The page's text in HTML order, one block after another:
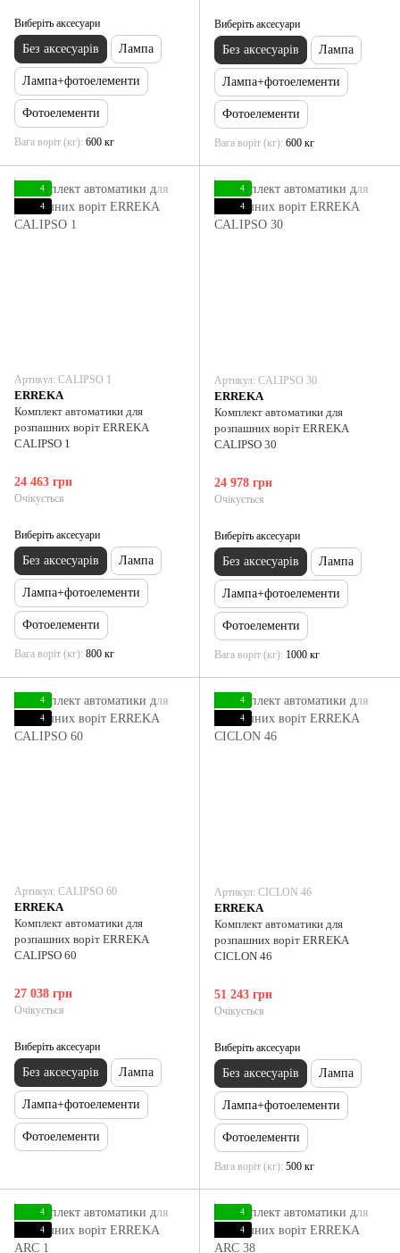
Виберіть аксесуари
Без аксесуарів Лампа
Лампа+фотоелементи
Фотоелементи
Вага воріт (кг) 600 кг
Виберіть аксесуари
Без аксесуарів Лампа
Лампа+фотоелементи
Фотоелементи
Вага воріт (кг) 600 кг
4
4
Артикул: CALIPSO 1
ERREKA
Комплект автоматики для
розпашних воріт ERREKA
CALIPSO 1
24 463 грн
Очікується
Виберіть аксесуари
Без аксесуарів Лампа
Лампа+фотоелементи
Фотоелементи
Вага воріт (кг) 800 кг
4
4
Артикул: CALIPSO 30
ERREKA
Комплект автоматики для
розпашних воріт ERREKA
CALIPSO 30
24 978 грн
Очікується
Виберіть аксесуари
Без аксесуарів Лампа
Лампа+фотоелементи
Фотоелементи
Вага воріт (кг) 1000 кг
4
4
Артикул: CALIPSO 60
ERREKA
Комплект автоматики для
розпашних воріт ERREKA
CALIPSO 60
27 038 грн
Очікується
Виберіть аксесуари
Без аксесуарів Лампа
Лампа+фотоелементи
Фотоелементи
4
4
Артикул: CICLON 46
ERREKA
Комплект автоматики для
розпашних воріт ERREKA
CICLON 46
51 243 грн
Очікується
Виберіть аксесуари
Без аксесуарів Лампа
Лампа+фотоелементи
Фотоелементи
Вага воріт (кг) 500 кг
4
4
4
4